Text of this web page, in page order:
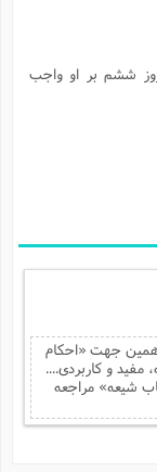
ششم بر او واجب
جهت «احکام
مفید و کاربردی....
شیعه» مراجعه